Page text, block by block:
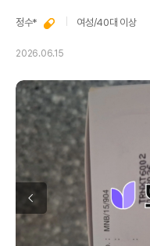
정수* 여성/40대 이상
2026.06.15